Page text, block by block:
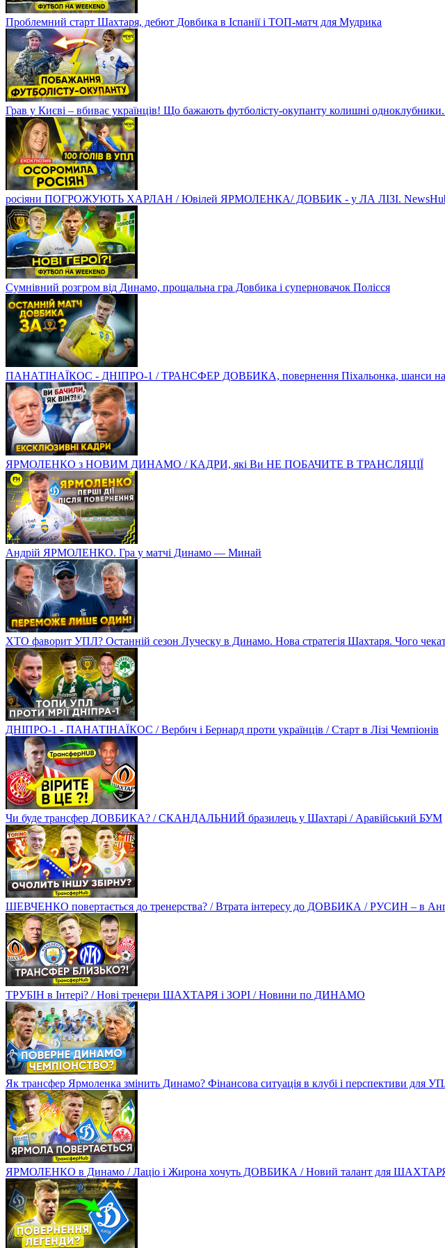
Проблемний старт Шахтаря, дебют Довбика в Іспанії і ТОП-матч для Мудрика
Грав у Києві – вбиває українців! Що бажають футболісту-окупанту колишні
росіяни ПОГРОЖУЮТЬ ХАРЛАН / Ювілей ЯРМОЛЕНКА/ ДОВБИК - у ЛА ЛІЗІ.
Сумнівний розгром від Динамо, прощальна гра Довбика і суперновачок Полісся
ПАНАТІНАЇКОС - ДНІПРО-1 / ТРАНСФЕР ДОВБИКА, повернення Піхальонка, шанси на
ЯРМОЛЕНКО з НОВИМ ДИНАМО / КАДРИ, які Ви НЕ ПОБАЧИТЕ В ТРАНСЛЯЦІЇ
Андрій ЯРМОЛЕНКО. Гра у матчі Динамо — Минай
ХТО фаворит УПЛ? Останній сезон Луческу в Динамо. Нова стратегія Шахтаря. Чого
ДНІПРО-1 - ПАНАТІНАЇКОС / Вербич і Бернард проти українців / Старт в Лізі Чемпіонів
Чи буде трансфер ДОВБИКА? / СКАНДАЛЬНИЙ бразилець у Шахтарі / Аравійський БУМ
ШЕВЧЕНКО повертається до тренерства? / Втрата інтересу до ДОВБИКА / РУСИН – в
ТРУБІН в Інтері? / Нові тренери ШАХТАРЯ і ЗОРІ / Новини по ДИНАМО
Як трансфер Ярмоленка змінить Динамо? Фінансова ситуація в клубі і перспективи для
ЯРМОЛЕНКО в Динамо / Лаціо і Жирона хочуть ДОВБИКА / Новий талант для